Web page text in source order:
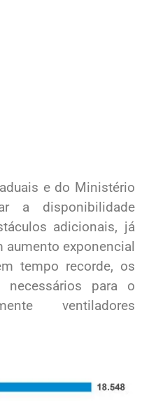
e do Ministério
a disponibilidade
adicionais, já
aumento exponencial
tempo recorde, os
necessários para o
ventiladores